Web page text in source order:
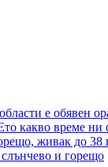
е обявен
какво време ни
живак до 38
и горещо